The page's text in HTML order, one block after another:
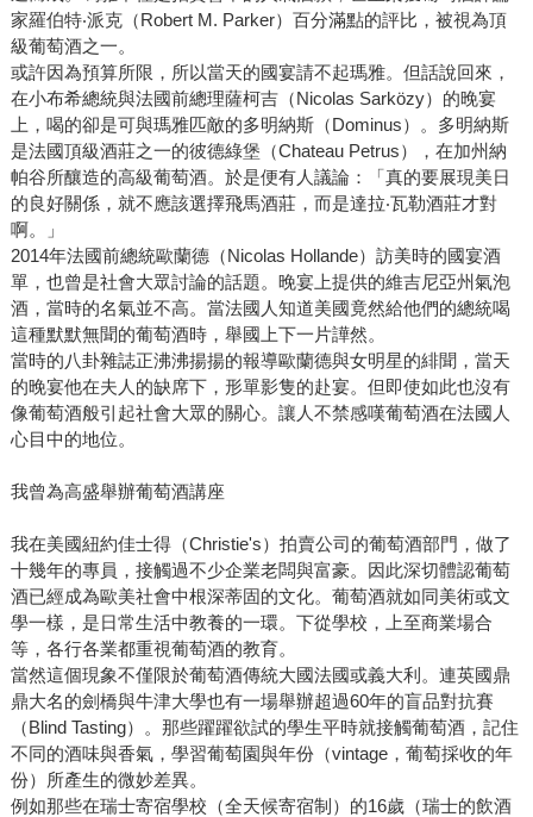
家羅伯特‧派克（Robert M. Parker）百分滿點的評比，被視為頂
級葡萄酒之一。
或許因為預算所限，所以當天的國宴請不起瑪雅。但話說回來，
在小布希總統與法國前總理薩柯吉（Nicolas Sarközy）的晚宴
上，喝的卻是可與瑪雅匹敵的多明納斯（Dominus）。多明納斯
是法國頂級酒莊之一的彼德綠堡（Chateau Petrus），在加州納
帕谷所釀造的高級葡萄酒。於是便有人議論：「真的要展現美日
的良好關係，就不應該選擇飛馬酒莊，而是達拉‧瓦勒酒莊才對
啊。」
2014年法國前總統歐蘭德（Nicolas Hollande）訪美時的國宴酒
單，也曾是社會大眾討論的話題。晚宴上提供的維吉尼亞州氣泡
酒，當時的名氣並不高。當法國人知道美國竟然給他們的總統喝
這種默默無聞的葡萄酒時，舉國上下一片譁然。
當時的八卦雜誌正沸沸揚揚的報導歐蘭德與女明星的緋聞，當天
的晚宴他在夫人的缺席下，形單影隻的赴宴。但即使如此也沒有
像葡萄酒般引起社會大眾的關心。讓人不禁感嘆葡萄酒在法國人
心目中的地位。
我曾為高盛舉辦葡萄酒講座
我在美國紐約佳士得（Christie's）拍賣公司的葡萄酒部門，做了
十幾年的專員，接觸過不少企業老闆與富豪。因此深切體認葡萄
酒已經成為歐美社會中根深蒂固的文化。葡萄酒就如同美術或文
學一樣，是日常生活中教養的一環。下從學校，上至商業場合
等，各行各業都重視葡萄酒的教育。
當然這個現象不僅限於葡萄酒傳統大國法國或義大利。連英國鼎
鼎大名的劍橋與牛津大學也有一場舉辦超過60年的盲品對抗賽
（Blind Tasting）。那些躍躍欲試的學生平時就接觸葡萄酒，記住
不同的酒味與香氣，學習葡萄園與年份（vintage，葡萄採收的年
份）所產生的微妙差異。
例如那些在瑞士寄宿學校（全天候寄宿制）的16歲（瑞士的飲酒